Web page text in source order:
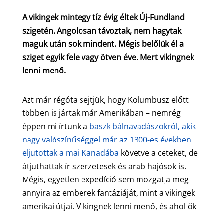
A vikingek mintegy tíz évig éltek Új-Fundland
szigetén. Angolosan távoztak, nem hagytak
maguk után sok mindent. Mégis belőlük él a
sziget egyik fele vagy ötven éve. Mert vikingnek
lenni menő.
Azt már régóta sejtjük, hogy Kolumbusz előtt
többen is jártak már Amerikában – nemrég
éppen mi írtunk a baszk bálnavadászokról, akik
nagy valószínűséggel már az 1300-es években
eljutottak a mai Kanadába követve a ceteket, de
átjuthattak ír szerzetesek és arab hajósok is.
Mégis, egyetlen expedíció sem mozgatja meg
annyira az emberek fantáziáját, mint a vikingek
amerikai útjai. Vikingnek lenni menő, és ahol ők